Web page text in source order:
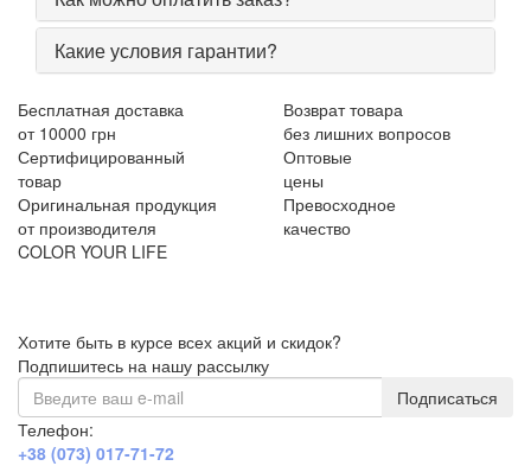
Какие условия гарантии?
Бесплатная доставка
от 10000 грн
Возврат товара
без лишних вопросов
Сертифицированный
товар
Оптовые
цены
Оригинальная продукция
от производителя
Превосходное
качество
COLOR YOUR LIFE
Хотите быть в курсе всех акций и скидок?
Подпишитесь на нашу рассылку
Подписаться
Телефон:
+38 (073) 017-71-72